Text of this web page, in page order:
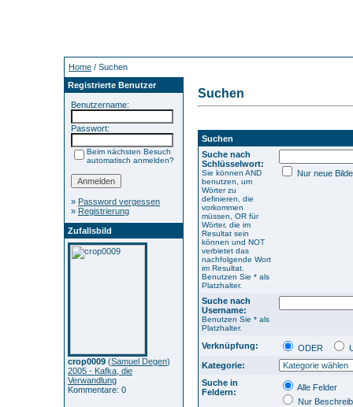
Home / Suchen
Registrierte Benutzer
Benutzername:
Passwort:
Beim nächsten Besuch
automatisch anmelden?
» Password vergessen
» Registrierung
Zufallsbild
crop0009 (Samuel Degen)
2005 - Kafka, die
Verwandlung
Kommentare: 0
Suchen
Suchen
Suche nach
Schlüsselwort:
Sie können AND
benutzen, um
Wörter zu
definieren, die
vorkommen
müssen, OR für
Wörter, die im
Resultat sein
können und NOT
verbietet das
nachfolgende Wort
im Resultat.
Benutzen Sie * als
Platzhalter.
Nur neue
Suche nach
Username:
Benutzen Sie * als
Platzhalter.
Verknüpfung: ODER
Kategorie:
Suche in
Feldern:
Alle Felder
Nur